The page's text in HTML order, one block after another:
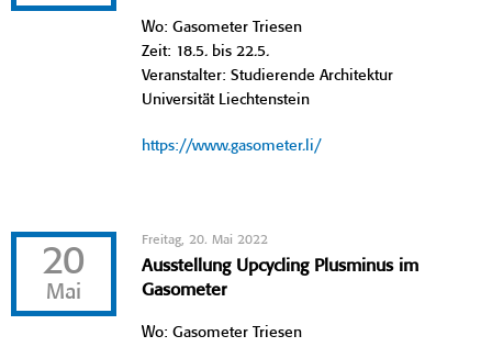
Wo: Gasometer Triesen
Zeit: 18.5. bis 22.5.
Veranstalter: Studierende Architektur
Universität Liechtenstein
https://www.gasometer.li/
20
Mai
Freitag, 20. Mai 2022
Ausstellung Upcycling Plusminus im
Gasometer
Wo: Gasometer Triesen